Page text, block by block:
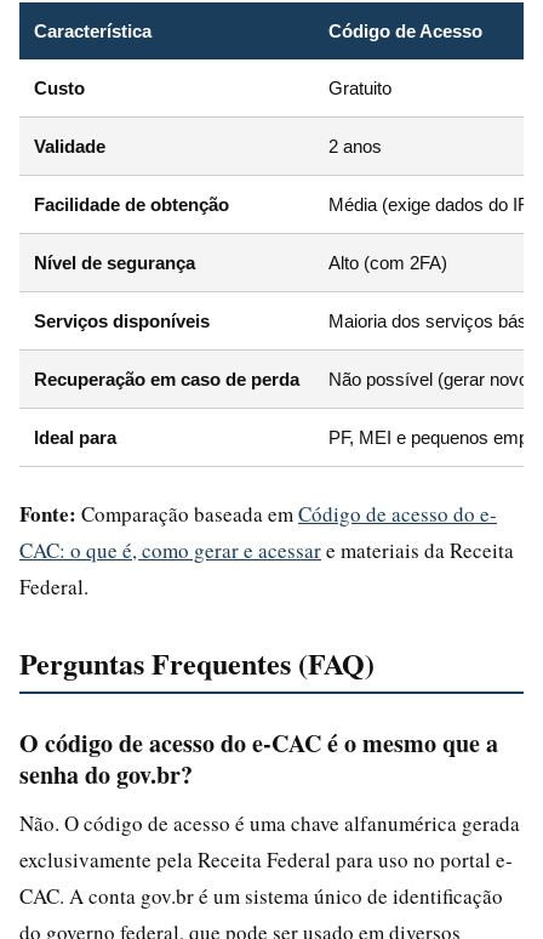
Característica Código de Acesso
Custo Gratuito
Validade 2 anos
Facilidade de obtenção Média (exige dados do IR)
Nível de segurança Alto (com 2FA)
Serviços disponíveis Maioria dos serviços
Recuperação em caso de perda Não possível (gerar novo)
Ideal para PF, MEI e pequenos
Fonte: Comparação baseada em Código de acesso do e-
CAC: o que é, como gerar e acessare materiais da Receita
Federal.
Perguntas Frequentes (FAQ)
O código de acesso do e-CAC é o mesmo que a
senha do gov.br?
Não. O código de acesso é uma chave alfanumérica gerada
exclusivamente pela Receita Federal para uso no portal e-
CAC. A conta gov.br é um sistema único de identificação
do governo federal, que pode ser usado em diversos